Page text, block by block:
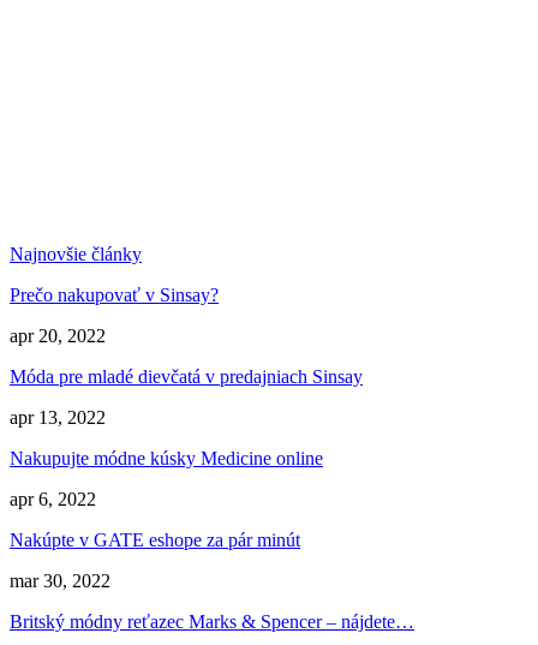
Najnovšie články
Prečo nakupovať v Sinsay?
apr 20, 2022
Móda pre mladé dievčatá v predajniach Sinsay
apr 13, 2022
Nakupujte módne kúsky Medicine online
apr 6, 2022
Nakúpte v GATE eshope za pár minút
mar 30, 2022
Britský módny reťazec Marks & Spencer – nájdete…